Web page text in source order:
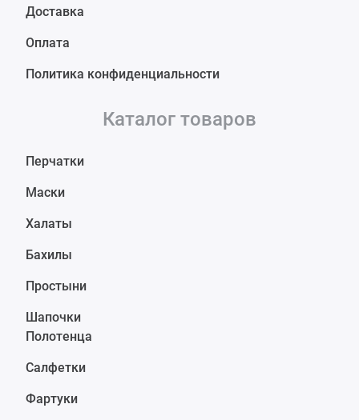
Доставка
Оплата
Политика конфиденциальности
Каталог товаров
Перчатки
Маски
Халаты
Бахилы
Простыни
Шапочки
Полотенца
Салфетки
Фартуки